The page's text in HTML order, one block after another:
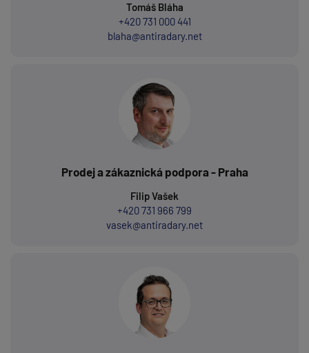
Tomáš Bláha
+420 731 000 441
blaha@antiradary.net
Prodej a zákaznická podpora - Praha
Filip Vašek
+420 731 966 799
vasek@antiradary.net